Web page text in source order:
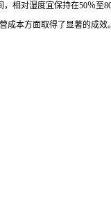
相对湿度宜保持在50％
本方面取得了显著的